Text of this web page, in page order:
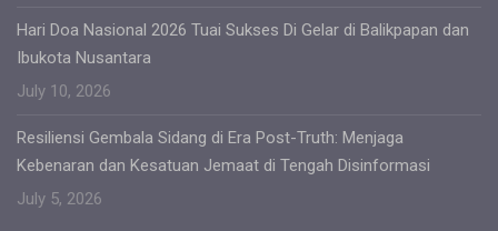
Hari Doa Nasional 2026 Tuai Sukses Di Gelar di Balikpapan dan
Ibukota Nusantara
July 10, 2026
Resiliensi Gembala Sidang di Era Post-Truth: Menjaga
Kebenaran dan Kesatuan Jemaat di Tengah Disinformasi
July 5, 2026